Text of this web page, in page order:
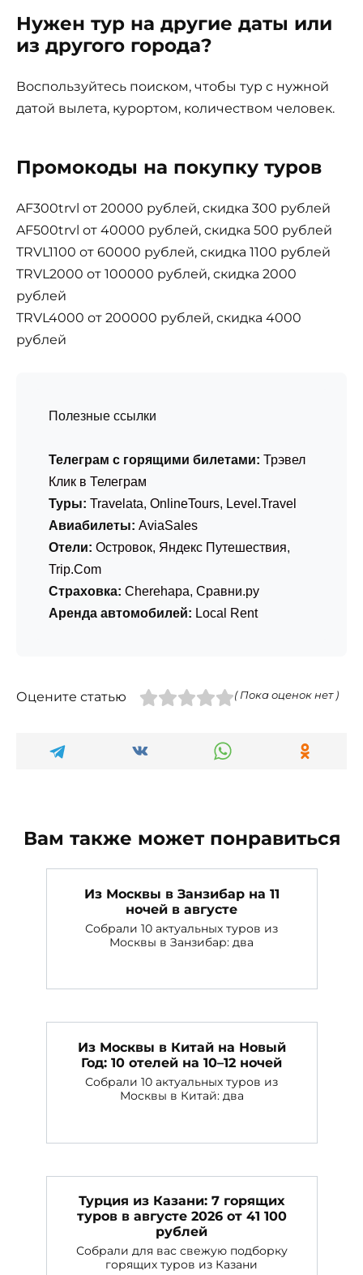
Нужен тур на другие даты или
из другого города?
Воспользуйтесь поиском, чтобы тур с нужной
датой вылета, курортом, количеством человек.
Промокоды на покупку туров
AF300trvl от 20000 рублей, скидка 300 рублей
AF500trvl от 40000 рублей, скидка 500 рублей
TRVL1100 от 60000 рублей, скидка 1100 рублей
TRVL2000 от 100000 рублей, скидка 2000
рублей
TRVL4000 от 200000 рублей, скидка 4000
рублей
Полезные ссылки
Телеграм с горящими билетами: Трэвел
Клик в Телеграм
Туры: Travelata, OnlineTours, Level.Travel
Авиабилеты: AviaSales
Отели: Островок, Яндекс Путешествия,
Trip.Com
Страховка: Cherehapa, Сравни.ру
Аренда автомобилей: Local Rent
Оцените статью ( Пока оценок нет )
Вам также может понравиться
Из Москвы в Занзибар на 11
ночей в августе
Собрали 10 актуальных туров из
Москвы в Занзибар: два
Из Москвы в Китай на Новый
Год: 10 отелей на 10–12 ночей
Собрали 10 актуальных туров из
Москвы в Китай: два
Турция из Казани: 7 горящих
туров в августе 2026 от 41 100
рублей
Собрали для вас свежую подборку
горящих туров из Казани